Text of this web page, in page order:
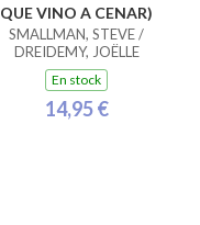
QUE VINO A CENAR)
SMALLMAN, STEVE /
DREIDEMY, JOËLLE
En stock
14,95 €